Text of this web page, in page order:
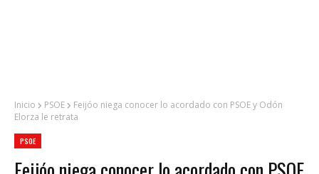
Inicio PSOE
Feijóo niega conocer lo acordado con PSOE y Odón
Elorza le retrata
PSOE